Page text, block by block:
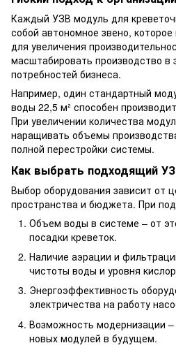
Каждый УЗВ модуль для
собой автономное звено,
для увеличения
масштабировать производство в
потребностей бизнеса.
Например, один стандартный
воды 22,5 м² способен
При увеличении количества
наращивать объемы
полной перестройки системы.
Как выбрать подходящий
Выбор оборудования зависит от
пространства и бюджета. При
Объем воды в системе – от
посадки креветок.
Наличие аэрации и
чистоты воды и уровня
Энергоэффективность
электричества на работу
Возможность модернизации
новых модулей в будущем.